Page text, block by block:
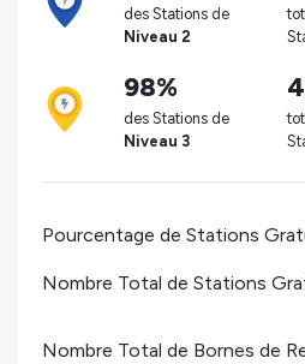
des Stations de
Niveau 2
98%
des Stations de
Niveau 3
Pourcentage de Stations
Nombre Total de Stations
Nombre Total de Bornes de